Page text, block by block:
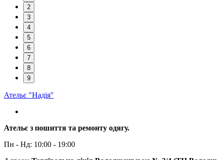
2
3
4
5
6
7
8
9
Ательє "Надія"
Ательє з пошиття та ремонту одягу.
Пн - Нд: 10:00 - 19:00